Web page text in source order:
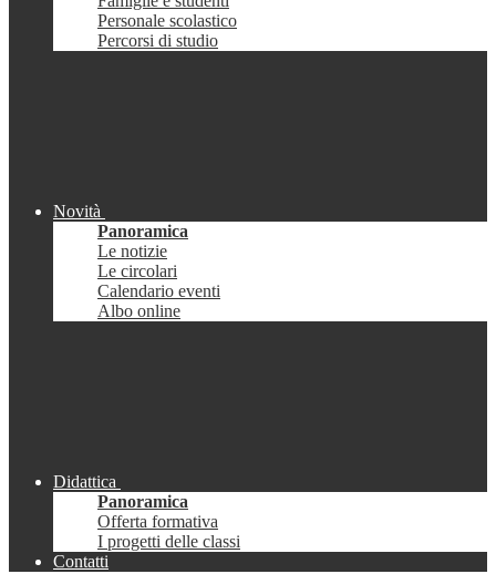
Personale scolastico
Percorsi di studio
Novità
Panoramica
Le notizie
Le circolari
Calendario eventi
Albo online
Didattica
Panoramica
Offerta formativa
I progetti delle classi
Contatti